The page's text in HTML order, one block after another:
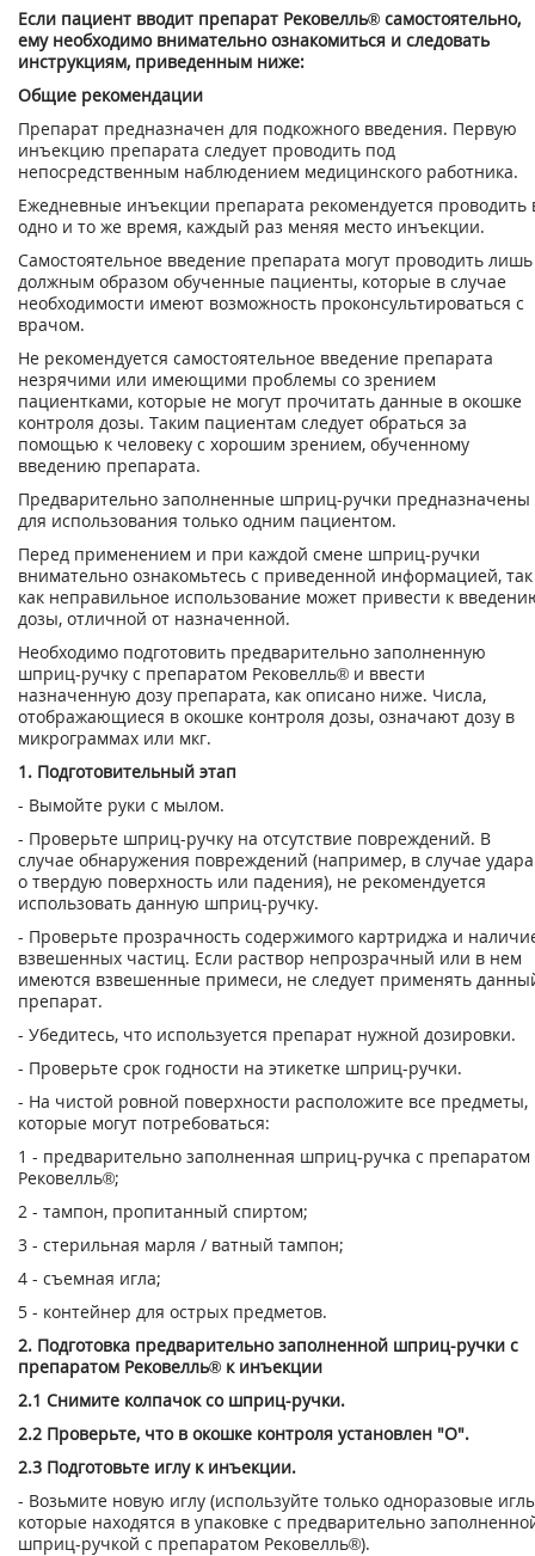
Если пациент вводит препарат Рековелль® самостоятельно,
ему необходимо внима­тельно ознакомиться и следовать
инструкциям, приведенным ниже:
Общие рекомендации
Препарат предназначен для подкожного введения. Первую
инъекцию препарата следует проводить под
непосредственным наблюдением медицинского работника.
Ежедневные инъекции препарата рекомендуется проводить
одно и то же время, каждый раз меняя место инъекции.
Самостоятельное введение препарата могут проводить лишь
должным образом обученные пациенты, которые в случае
необходимости имеют возможность проконсультироваться с
врачом.
Не рекомендуется самостоятельное введение препарата
незрячими или имеющими про­блемы со зрением
пациентками, которые не могут прочитать данные в окошке
контроля дозы. Таким пациентам следует обраться за
помощью к человеку с хорошим зрением, обученному
введению препарата.
Предварительно заполненные шприц-ручки предназначены
для использования только од­ним пациентом.
Перед применением и при каждой смене шприц-ручки
внимательно ознакомьтесь с при­веденной информацией, так
как неправильное использование может привести к
дозы, отличной от назначенной.
Необходимо подготовить предварительно заполненную
шприц-ручку с препаратом Реко­велль® и ввести
назначенную дозу препарата, как описано ниже. Числа,
отображающиеся в окошке контроля дозы, означают дозу в
микрограммах или мкг.
1. Подготовительный этап
- Вымойте руки с мылом.
- Проверьте шприц-ручку на отсутствие повреждений. В
случае обнаружения повреждений (например, в случае удара
о твердую поверхность или падения), не рекомендуется
использовать данную шприц-ручку.
- Проверьте прозрачность содержимого картриджа и
взвешенных частиц. Если раствор непрозрачный или в нем
имеются взвешенные примеси, не следует применять
препарат.
- Убедитесь, что используется препарат нужной дозировки.
- Проверьте срок годности на этикетке шприц-ручки.
- На чистой ровной поверхности расположите все предметы,
которые могут потребоваться:
1 - предварительно заполненная шприц-ручка с препаратом
Рековелль®;
2 - тампон, пропитанный спиртом;
3 - стерильная марля / ватный тампон;
4 - съемная игла;
5 - контейнер для острых предметов.
2. Подготовка предварительно заполненной шприц-ручки с
препаратом Рековелль® к инъекции
2.1 Снимите колпачок со шприц-ручки.
2.2 Проверьте, что в окошке контроля установлен "О".
2.3 Подготовьте иглу к инъекции.
- Возьмите новую иглу (используйте только одноразовые
которые находятся в упаковке с предварительно
шприц-ручкой с препаратом Рековелль®).